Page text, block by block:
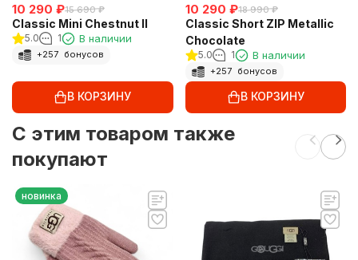
10 290 ₽15 690 ₽
Classic Mini Chestnut II
5.0 1 В наличии
+257 бонусов
В КОРЗИНУ
10 290 ₽18 990 ₽
Classic Short ZIP Metallic
Chocolate
5.0 1 В наличии
+257 бонусов
В КОРЗИНУ
C этим товаром также
покупают
новинка